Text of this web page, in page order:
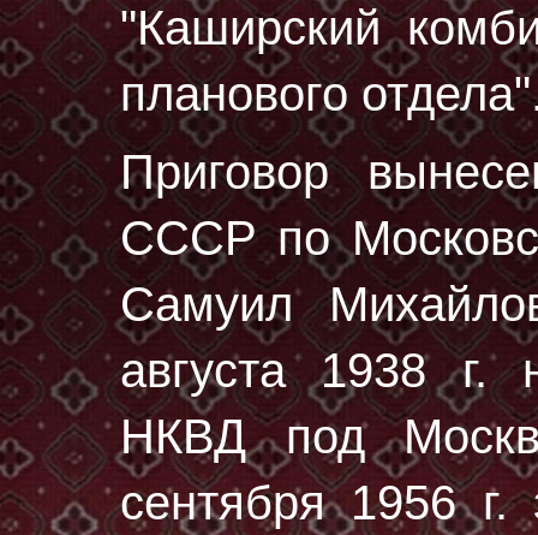
"Каширский
планового
Приговор
СССР по
Самуил
августа 1938 г.
НКВД под
сентября 1956 г.